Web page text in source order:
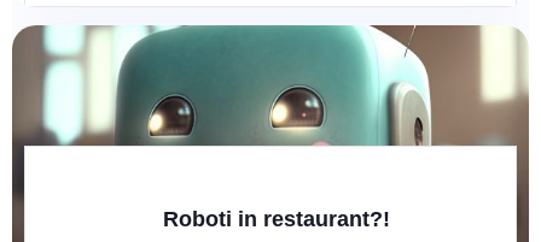
Roboti in restaurant?!